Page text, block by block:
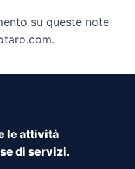
su queste note
le attività
di servizi.